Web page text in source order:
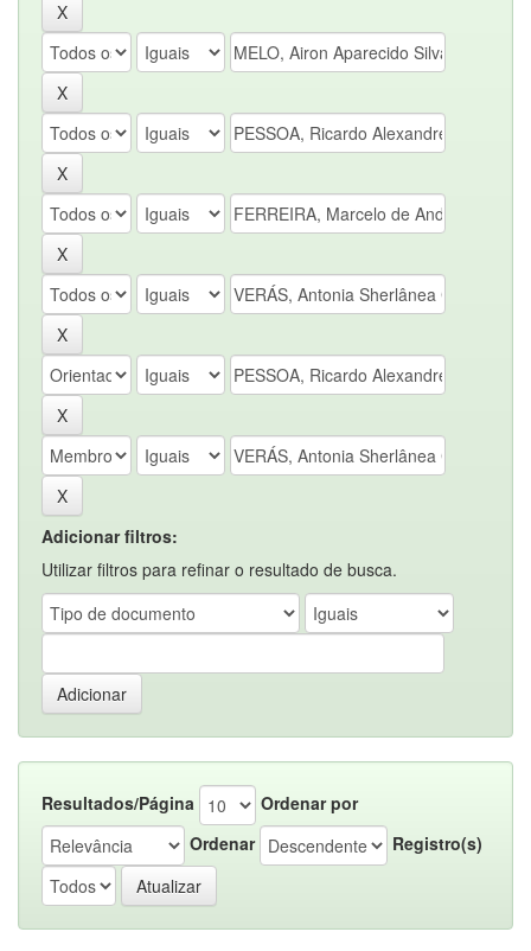
Adicionar filtros:
Utilizar filtros para refinar o resultado de busca.
Resultados/Página
Ordenar por
Ordenar
Registro(s)